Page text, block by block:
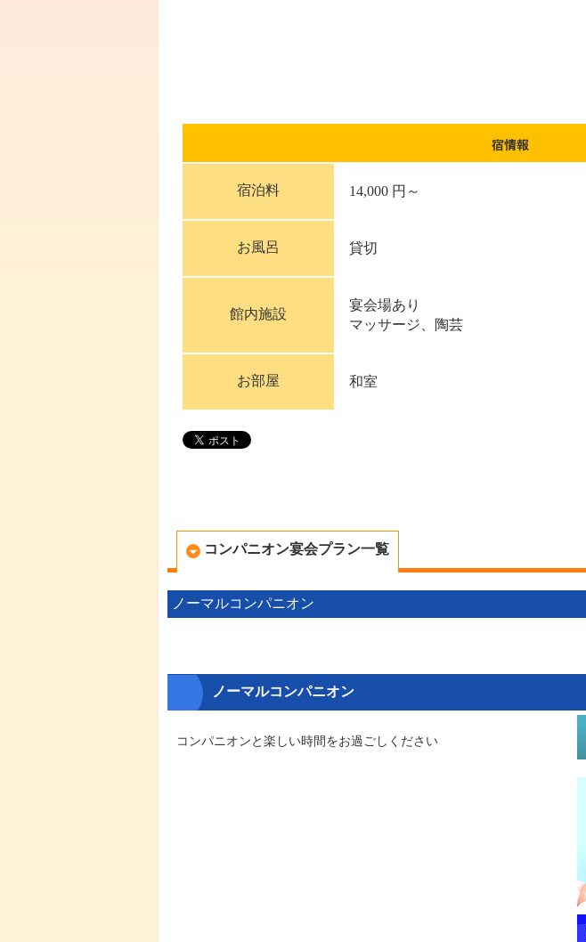
宿泊料 14,000 円～
お風呂 貸切
館内施設
宴会場あり
マッサージ、陶芸
お部屋 和室
コンパニオン宴会プラン一覧
ノーマルコンパニオン
ノーマルコンパニオン
コンパニオンと楽しい時間をお過ごしください